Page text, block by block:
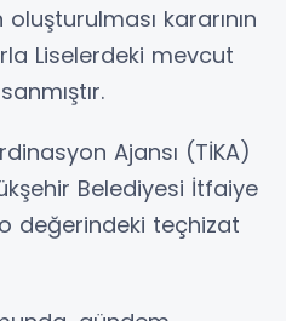
kararının
Liselerdeki mevcut
Ajansı (TİKA)
Belediyesi İtfaiye
değerindeki teçhizat